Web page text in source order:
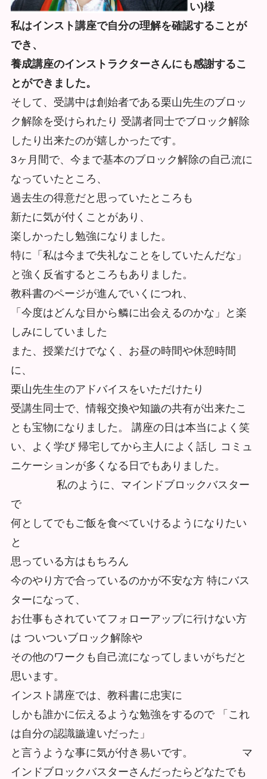
い)様
私はインスト講座で自分の理解を確認することが
でき、
養成講座のインストラクターさんにも感謝するこ
とができました。
そして、受講中は創始者である栗山先⽣のブロッ
ク解除を受けられたり 受講者同⼠でブロック解除
したり出来たのが嬉しかったです。
3ヶ⽉間で、今まで基本のブロック解除の⾃己流に
なっていたところ、
過去⽣の得意だと思っていたところも
新たに気が付くことがあり、
楽しかったし勉強になりました。
特に「私は今まで失礼なことをしていたんだな」
と強く反省するところもありました。
教科書のページが進んでいくにつれ、
「今度はどんな⽬から鱗に出会えるのかな」と楽
しみにしていました
また、授業だけでなく、お昼の時間や休憩時間
に、
栗山先⽣生のアドバイスをいただけたり
受講⽣同士で、情報交換や知識の共有が出来たこ
とも宝物になりました。 講座の⽇は本当によく笑
い、よく学び 帰宅してから主⼈によく話し コミュ
ニケーションが多くなる日でもありました。
私のように、マインドブロックバスター
で
何としてでもご飯を⾷べていけるようになりたい
と
思っている⽅はもちろん
今のやり⽅で合っているのかが不安な⽅ 特にバス
ターになって、
お仕事もされていてフォローアップに行けない⽅
は ついついブロック解除や
その他のワークも自⼰流になってしまいがちだと
思います。
インスト講座では、教科書に忠実に
しかも誰かに伝えるような勉強をするので 「これ
は⾃分の認識識違いだった」
と言うような事に気が付き易いです。 マ
インドブロックバスターさんだったらどなたでも